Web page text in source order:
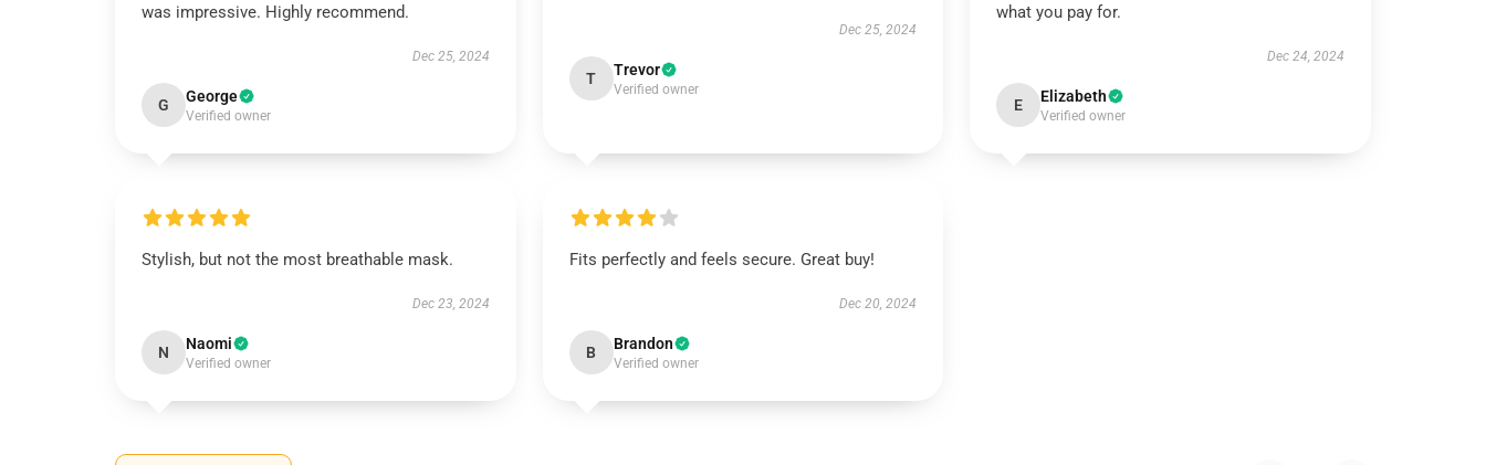
was impressive. Highly recommend.
Dec 25, 2024
G George
Verified owner
Dec 25, 2024
T Trevor
Verified owner
what you pay for.
Dec 24, 2024
E Elizabeth
Verified owner
Stylish, but not the most breathable mask.
Dec 23, 2024
N Naomi
Verified owner
Fits perfectly and feels secure. Great buy!
Dec 20, 2024
B Brandon
Verified owner